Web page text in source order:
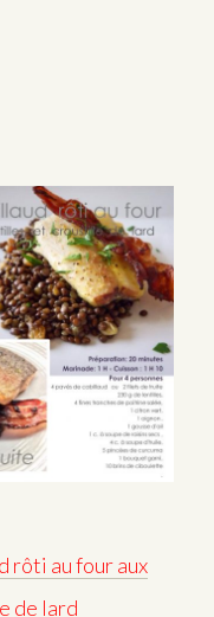
rôti au four aux
de lard